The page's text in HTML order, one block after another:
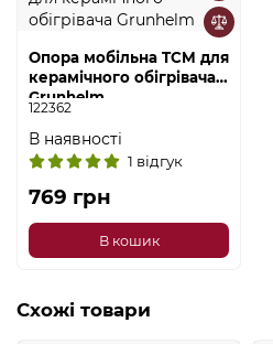
Опора мобільна TCM для
керамічного обігрівача
Grunhelm
122362
В наявності
1 відгук
769 грн
В кошик
Схожі товари